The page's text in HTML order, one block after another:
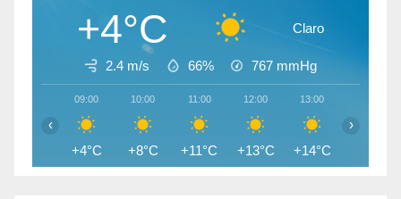
+4°C Claro
2.4 m/s 66% 767 mmHg
09:00
+4°C
10:00
+8°C
11:00
+11°C
12:00
+13°C
13:00
+14°C
‹ ›